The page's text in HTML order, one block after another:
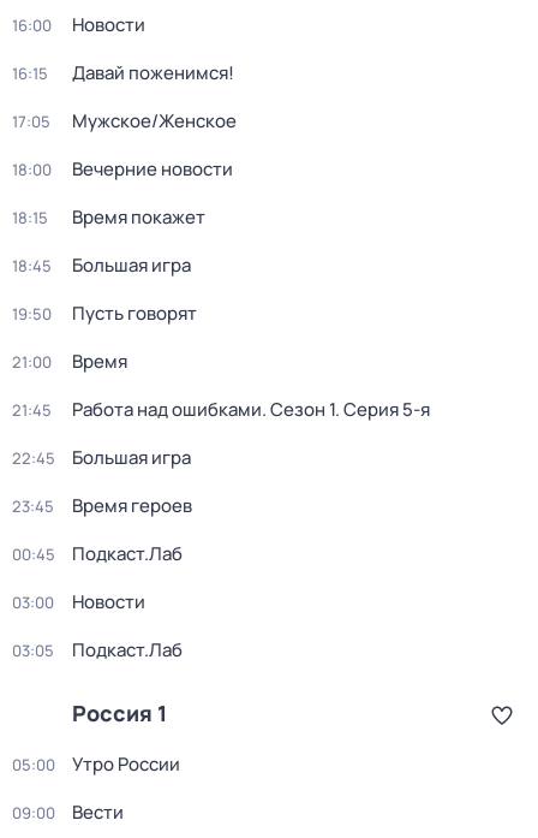
16:00 Новости
16:15 Давай поженимся!
17:05 Мужское/Женское
18:00 Вечерние новости
18:15 Время покажет
18:45 Большая игра
19:50 Пусть говорят
21:00 Время
21:45 Работа над ошибками. Сезон 1. Серия 5-я
22:45 Большая игра
23:45 Время героев
00:45 Подкаст.Лаб
03:00 Новости
03:05 Подкаст.Лаб
Россия 1
05:00 Утро России
09:00 Вести